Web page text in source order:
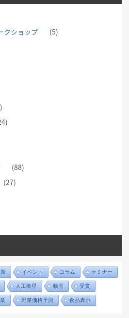
クショップ
(5)
(88)
(27)
イベント コラム セミナー
人工衛星 動画 受賞
野菜価格予測 食品表示